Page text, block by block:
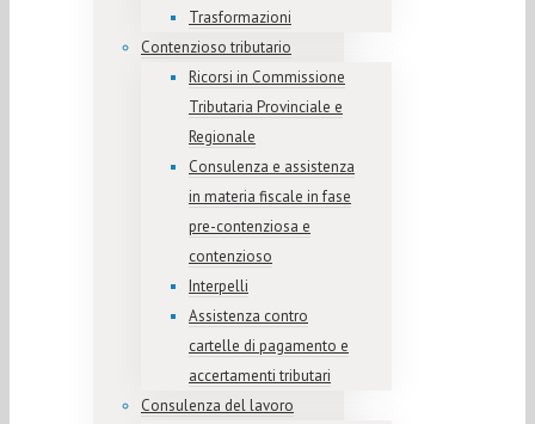
Trasformazioni
Contenzioso tributario
Ricorsi in Commissione
Tributaria Provinciale e
Regionale
Consulenza e assistenza
in materia fiscale in fase
pre-contenziosa e
contenzioso
Interpelli
Assistenza contro
cartelle di pagamento e
accertamenti tributari
Consulenza del lavoro